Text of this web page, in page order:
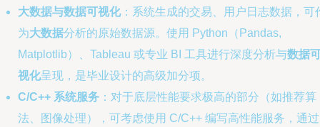
大数据与数据可视化：系统生成的交易、用户日志数据，可
为大数据分析的原始数据源。使用 Python（Pandas,
Matplotlib）、Tableau 或专业 BI 工具进行深度分析与数据
视化呈现，是毕业设计的高级加分项。
C/C++ 系统服务 ：对于底层性能要求极高的部分（如推荐算
法、图像处理），可考虑使用 C/C++ 编写高性能服务，通过